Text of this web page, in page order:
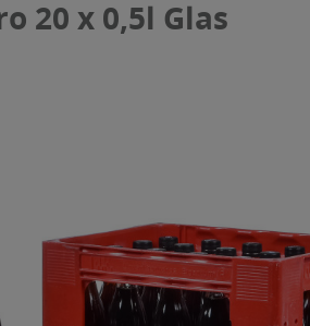
20 x 0,5l Glas